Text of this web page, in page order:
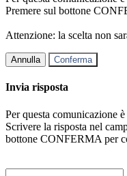
Premere sul bottone
Attenzione: la scelta non
Annulla Conferma
Invia risposta
Per questa comunicazione
Scrivere la risposta nel
bottone CONFERMA per